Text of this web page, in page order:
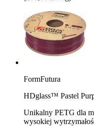
FormFutura
HDglass™ Pastel
Unikalny PETG dla
wysokiej